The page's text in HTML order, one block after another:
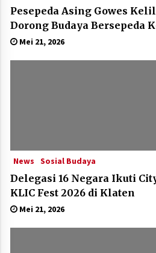
Pesepeda Asing Gowes
Dorong Budaya Bersepeda
Fest 2026
Mei 21, 2026
News Sosial Budaya
Delegasi 16 Negara Ikuti
KLIC Fest 2026 di Klaten
Mei 21, 2026